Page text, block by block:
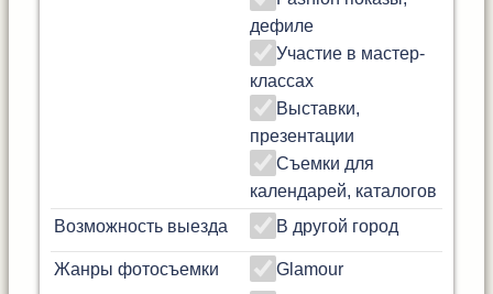
дефиле
Участие в мастер-
классах
Выставки,
презентации
Съемки для
календарей, каталогов
Возможность выезда
В другой город
Жанры фотосъемки
Glamour